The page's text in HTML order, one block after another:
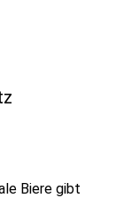
Biere gibt